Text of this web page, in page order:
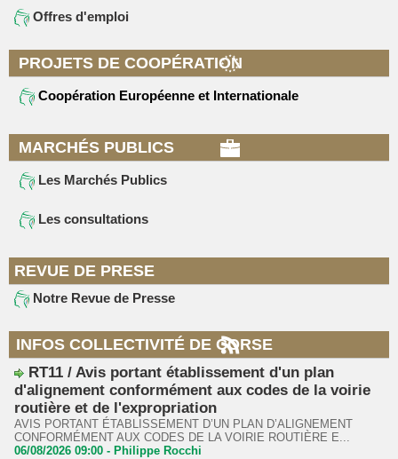
Offres d'emploi
PROJETS DE COOPÉRATION
Coopération Européenne et Internationale
MARCHÉS PUBLICS
Les Marchés Publics
Les consultations
REVUE DE PRESE
Notre Revue de Presse
INFOS COLLECTIVITÉ DE CORSE
RT11 / Avis portant établissement d'un plan
d'alignement conformément aux codes de la voirie
routière et de l'expropriation
AVIS PORTANT ÉTABLISSEMENT D’UN PLAN D’ALIGNEMENT
CONFORMÉMENT AUX CODES DE LA VOIRIE ROUTIÈRE E...
06/08/2026 09:00 - Philippe Rocchi